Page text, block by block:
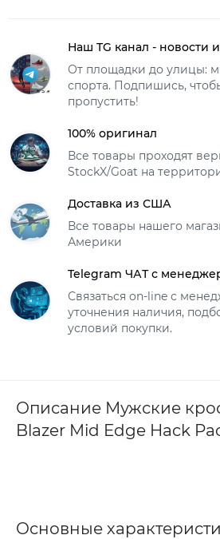
Наш TG канал - новости
От площадки до улицы:
спорта. Подпишись,
пропустить!
100% оригинал
Все товары проходят
StockX/Goat на
Доставка из США
Все товары нашего
Америки
Telegram ЧАТ с
Связаться on-line с
уточнения наличия,
условий покупки.
Описание Мужские
Blazer Mid Edge Hack
Основные